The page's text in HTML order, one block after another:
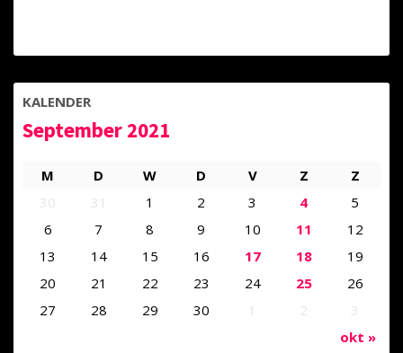
KALENDER
September 2021
okt »
M D W D V Z
Z
30
31 1 2 3 4
5
6
7 8 9 10 11
12
13
14 15 16 17 18
19
20
21 22 23 24 25
26
27
28 29 30 1 2 3